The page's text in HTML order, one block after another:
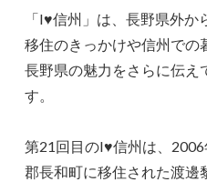
「I♥信州」は、長野県外か
移住のきっかけや信州での
長野県の魅力をさらに伝え
す。
第21回目のI♥信州は、
郡長和町に移住された渡邊